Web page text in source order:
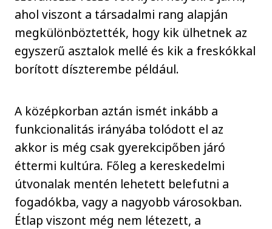
ahol viszont a társadalmi rang alapján
megkülönböztették, hogy kik ülhetnek az
egyszerű asztalok mellé és kik a freskókkal
borított díszterembe például.
A középkorban aztán ismét inkább a
funkcionalitás irányába tolódott el az
akkor is még csak gyerekcipőben járó
éttermi kultúra. Főleg a kereskedelmi
útvonalak mentén lehetett belefutni a
fogadókba, vagy a nagyobb városokban.
Étlap viszont még nem létezett, a